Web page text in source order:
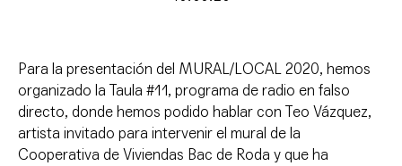
Para la presentación del MURAL/LOCAL 2020, hemos
organizado la Taula #11, programa de radio en falso
directo, donde hemos podido hablar con Teo Vázquez,
artista invitado para intervenir el mural de la
Cooperativa de Viviendas Bac de Roda y que ha